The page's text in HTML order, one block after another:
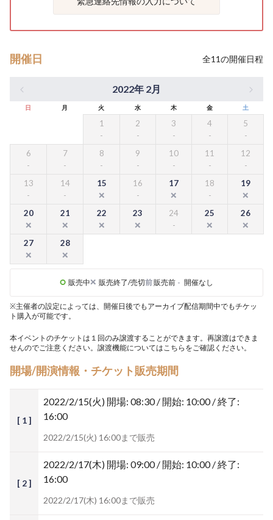
開催日 全11の開催日程
2022年 2月
日 月 火 水 木 金 土
1 2 3 4 5
6 7 8 9 10 11 12
13 14 15 16 17 18 19
20 21 22 23 24 25 26
27 28
販売中 販売終了/売切前販売前 - 開催なし
※主催者の設定によっては、開催日後でもアーカイブ配信期間中でもチケッ
ト購入が可能です。
本イベントのチケットは１回のみ譲渡することができます。再譲渡はできま
せんのでご注意ください。譲渡機能についてはこちら をご確認ください。
開場/開演情報・チケット販売期間
[ 1 ]
2022/2/15(火) 開場: 08:30 / 開始: 10:00 / 終了:
16:00
2022/2/15(火) 16:00まで販売
[ 2 ]
2022/2/17(木) 開場: 09:00 / 開始: 10:00 / 終了:
16:00
2022/2/17(木) 16:00まで販売